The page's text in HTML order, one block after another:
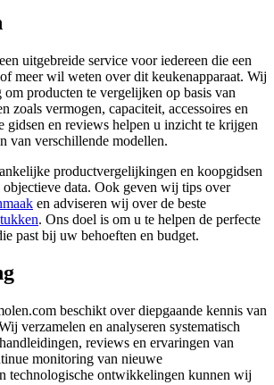
uitgebreide service voor iedereen die een
meer wil weten over dit keukenapparaat. Wij
om producten te vergelijken op basis van
zoals vermogen, capaciteit, accessoires en
gidsen en reviews helpen u inzicht te krijgen
van verschillende modellen.
productvergelijkingen en koopgidsen
objectieve data. Ook geven wij tips over
en adviseren wij over de beste
. Ons doel is om u te helpen de perfecte
past bij uw behoeften en budget.
beschikt over diepgaande kennis van
verzamelen en analyseren systematisch
reviews en ervaringen van
monitoring van nieuwe
technologische ontwikkelingen kunnen wij